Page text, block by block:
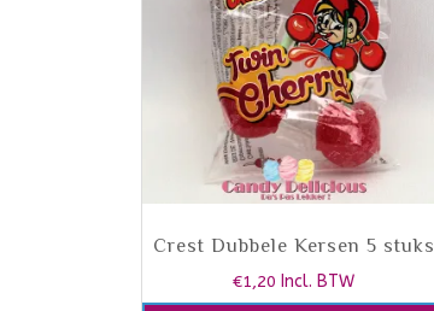
Crest Dubbele Kersen 5 stuks
€1,20 Incl. BTW